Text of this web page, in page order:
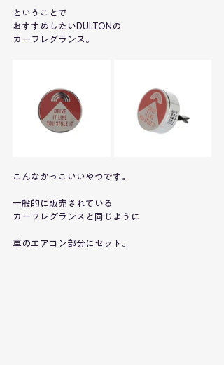
ということで
おすすめしたいDULTONの
カーフレグランス。
こんなかっこいいやつです。
一般的に販売されている
カーフレグランスと同じように
車のエアコン部分にセット。